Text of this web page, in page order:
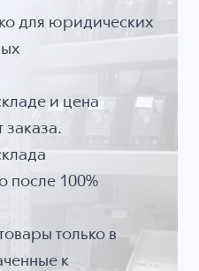
для юридических
и цена
заказа.
после 100%
только в
к